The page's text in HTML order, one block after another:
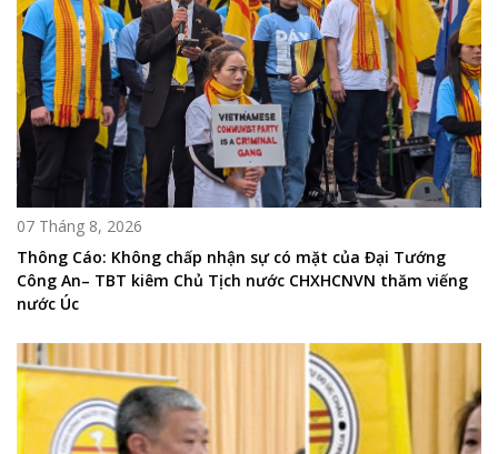
07 Tháng 8, 2026
Thông Cáo: Không chấp nhận sự có mặt của Đại Tướng
Công An– TBT kiêm Chủ Tịch nước CHXHCNVN thăm viếng
nước Úc